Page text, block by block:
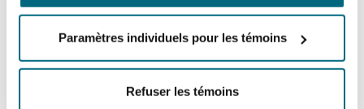
Paramètres individuels pour les témoins
Refuser les témoins
Satellites et espace
Risques politiques et crédit
Responsabilité du fabricant
produits
Bator
York